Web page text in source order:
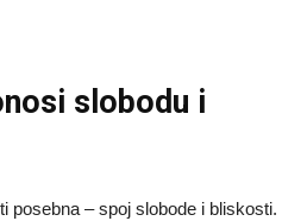
slobodu i
posebna – spoj slobode i bliskosti.